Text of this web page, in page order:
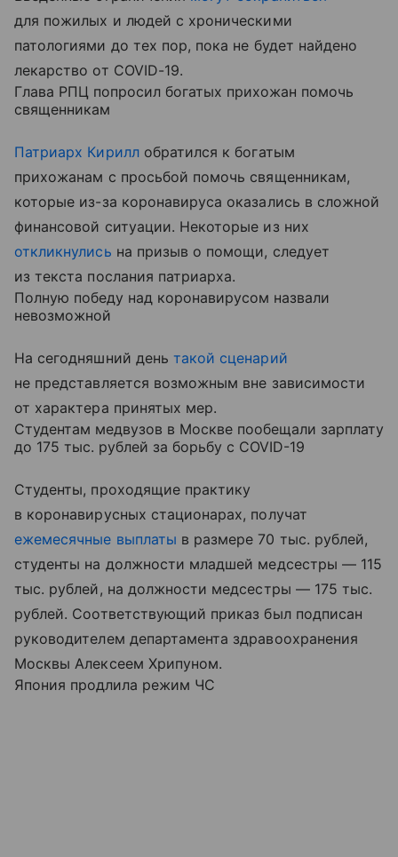
для пожилых и людей с хроническими
патологиями до тех пор, пока не будет найдено
лекарство от COVID-19.
Глава РПЦ попросил богатых прихожан помочь
священникам
Патриарх Кириллобратился к богатым
прихожанам с просьбой помочь священникам,
которые из-за коронавируса оказались в сложной
финансовой ситуации. Некоторые из них
откликнулись на призыв о помощи, следует
из текста послания патриарха.
Полную победу над коронавирусом назвали
невозможной
На сегодняшний день такой сценарий
не представляется возможным вне зависимости
от характера принятых мер.
Студентам медвузов в Москве пообещали зарплату
до 175 тыс. рублей за борьбу с COVID-19
Студенты, проходящие практику
в коронавирусных стационарах, получат
ежемесячные выплаты в размере 70 тыс. рублей,
студенты на должности младшей медсестры — 115
тыс. рублей, на должности медсестры — 175 тыс.
рублей. Соответствующий приказ был подписан
руководителем департамента здравоохранения
Москвы Алексеем Хрипуном.
Япония продлила режим ЧС